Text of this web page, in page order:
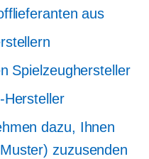
aus
Spielzeughersteller
Hersteller
dazu, Ihnen
zuzusenden